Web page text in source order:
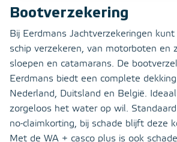
Bootverzekering
Bij Eerdmans Jachtverzekeringen
schip verzekeren, van motorboten en
sloepen en catamarans. De
Eerdmans biedt een complete
Nederland, Duitsland en België.
zorgeloos het water op wil.
no-claimkorting, bij schade blijft deze
Met de WA + casco plus is ook